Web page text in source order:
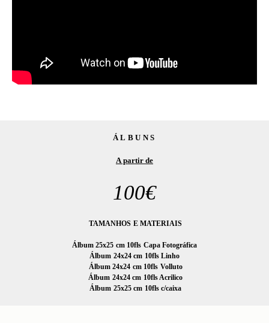
ÁLBUNS
A partir de
100€
TAMANHOS E MATERIAIS
Álbum 25x25 cm 10fls Capa Fotográfica
Álbum 24x24 cm 10fls Linho
Álbum 24x24 cm 10fls Volluto
Álbum 24x24 cm 10fls Acrilico
Álbum 25x25 cm 10fls c/caixa